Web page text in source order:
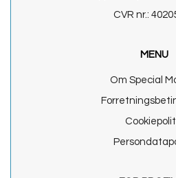
CVR nr.:
MENU
Om Special